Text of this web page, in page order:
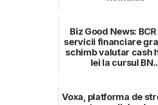
Biz Good News:
servicii financiare
schimb valutar cash
lei la cursul
Voxa, platforma de